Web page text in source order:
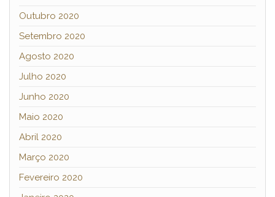
Outubro 2020
Setembro 2020
Agosto 2020
Julho 2020
Junho 2020
Maio 2020
Abril 2020
Março 2020
Fevereiro 2020